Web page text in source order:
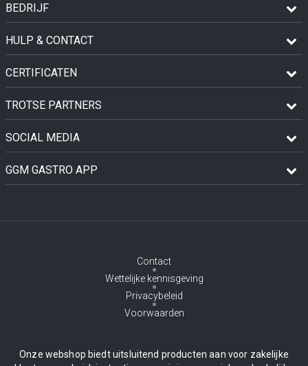
BEDRIJF
HULP & CONTACT
CERTIFICATEN
TROTSE PARTNERS
SOCIAL MEDIA
GGM GASTRO APP
Contact
Wettelijke kennisgeving
Privacybeleid
Voorwaarden
Onze webshop biedt uitsluitend producten aan voor zakelijke